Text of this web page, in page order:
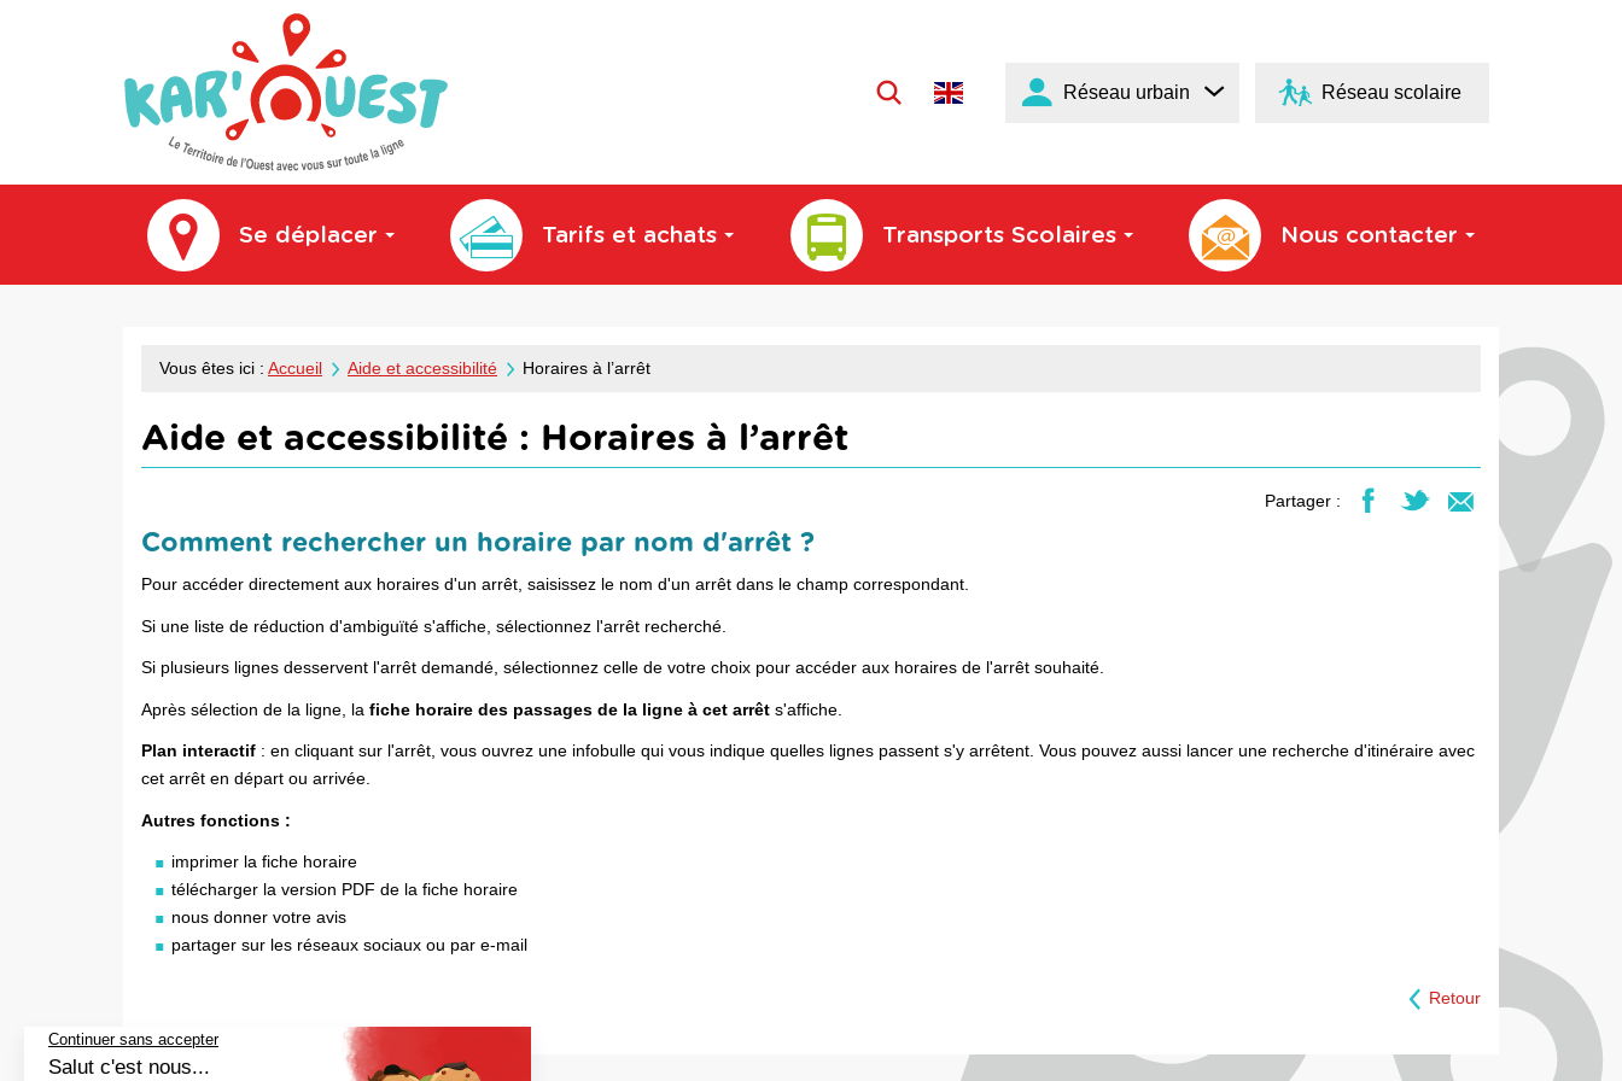
Langue
Réseau urbain Réseau scolaire
Se déplacer Tarifs et achats Transports Scolaires Nous contacter
Vous êtes ici : Accueil Aide et accessibilité Horaires à l’arrêt
Aide et accessibilité : Horaires à l’arrêt
Partager :
Comment rechercher un horaire par nom d'arrêt ?
Pour accéder directement aux horaires d'un arrêt, saisissez le nom d'un arrêt dans le champ correspondant.
Si une liste de réduction d'ambiguïté s'affiche, sélectionnez l'arrêt recherché.
Si plusieurs lignes desservent l'arrêt demandé, sélectionnez celle de votre choix pour accéder aux horaires de l'arrêt souhaité.
Après sélection de la ligne, la fiche horaire des passages de la ligne à cet arrêt s'affiche.
Plan interactif : en cliquant sur l'arrêt, vous ouvrez une infobulle qui vous indique quelles lignes passent s'y arrêtent. Vous pouvez aussi lancer une recherche d'itinéraire avec
cet arrêt en départ ou arrivée.
Autres fonctions :
imprimer la fiche horaire
télécharger la version PDF de la fiche horaire
nous donner votre avis
partager sur les réseaux sociaux ou par e-mail
Retour